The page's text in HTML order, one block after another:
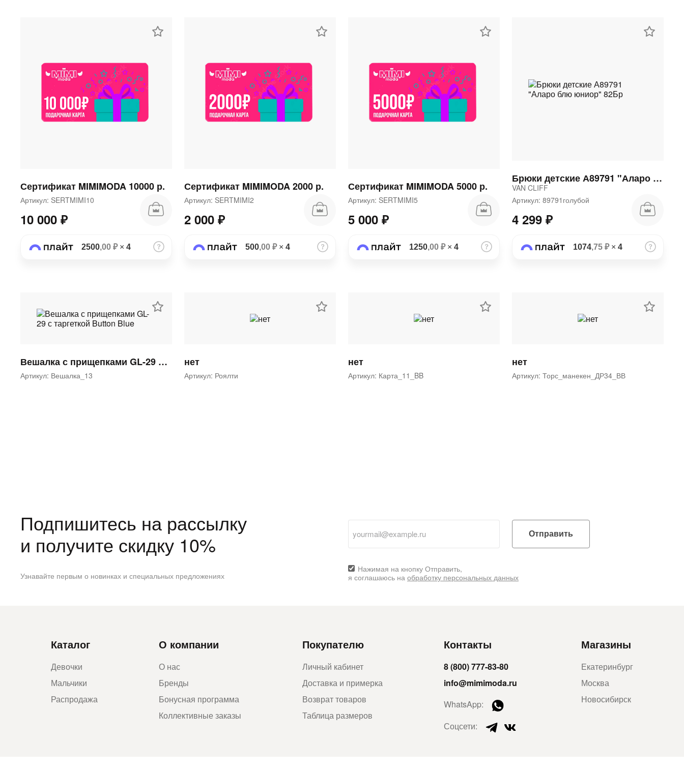
Сертификат MIMIMODA 10000 р.
Артикул: SERTMIMI10
10 000 ₽
2500,00 ₽× 4
Сертификат MIMIMODA 2000 р.
Артикул: SERTMIMI2
2 000 ₽
500,00 ₽× 4
Сертификат MIMIMODA 5000 р.
Артикул: SERTMIMI5
5 000 ₽
1250,00 ₽× 4
Брюки детские А89791 "Аларо блю юниор" 82Бр
VAN CLIFF
Артикул: 89791голубой
4 299 ₽
1074,75 ₽× 4
Вешалка с прищепками GL-29 с таргеткой Button Blue
Артикул: Вешалка_13
нет
Артикул: Роялти
нет
Артикул: Карта_11_BB
нет
Артикул: Торс_манекен_ДР34_ВВ
Подпишитесь на рассылку
и получите скидку 10%
Узнавайте первым о новинках и специальных предложениях
Отправить
Нажимая на кнопку Отправить,
я соглашаюсь на обработку персональных данных
Каталог
Девочки
Мальчики
Распродажа
О компании
О нас
Бренды
Бонусная программа
Коллективные заказы
Покупателю
Личный кабинет
Доставка и примерка
Возврат товаров
Таблица размеров
Контакты
8 (800) 777-83-80
info@mimimoda.ru
WhatsApp:
Соцсети:
Магазины
Екатеринбург
Москва
Новосибирск
8 800 302-02-51